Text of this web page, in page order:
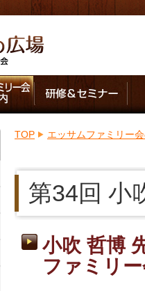
TOP エッサムファミリー
第34回 小
小吹 哲博
ファミリ